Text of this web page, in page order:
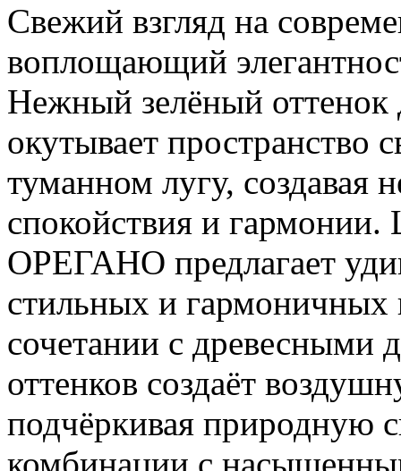
Свежий взгляд на
воплощающий
Нежный зелёный
окутывает пространство
туманном лугу, создавая
спокойствия и гармонии.
ОРЕГАНО предлагает
стильных и
сочетании с древесными
оттенков создаёт
подчёркивая природную
комбинации с